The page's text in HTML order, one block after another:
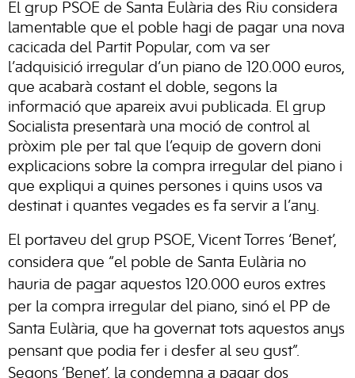
El grup PSOE de Santa Eulària des Riu considera
lamentable que el poble hagi de pagar una nova
cacicada del Partit Popular, com va ser
l’adquisició irregular d’un piano de 120.000 euros,
que acabarà costant el doble, segons la
informació que apareix avui publicada. El grup
Socialista presentarà una moció de control al
pròxim ple per tal que l’equip de govern doni
explicacions sobre la compra irregular del piano i
que expliqui a quines persones i quins usos va
destinat i quantes vegades es fa servir a l’any.
El portaveu del grup PSOE, Vicent Torres ‘Benet’,
considera que “el poble de Santa Eulària no
hauria de pagar aquestos 120.000 euros extres
per la compra irregular del piano, sinó el PP de
Santa Eulària, que ha governat tots aquestos anys
pensant que podia fer i desfer al seu gust”.
Segons ‘Benet’, la condemna a pagar dos